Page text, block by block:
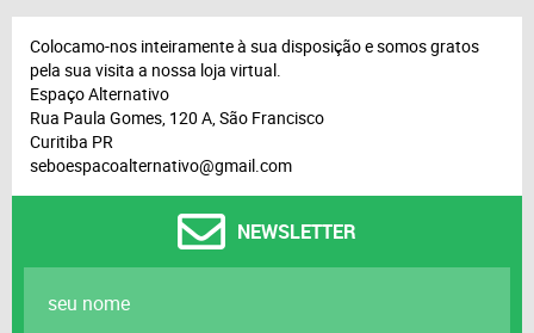
Colocamo-nos inteiramente à sua disposição e somos gratos
pela sua visita a nossa loja virtual.
Espaço Alternativo
Rua Paula Gomes, 120 A, São Francisco
Curitiba PR
seboespacoalternativo@gmail.com
NEWSLETTER